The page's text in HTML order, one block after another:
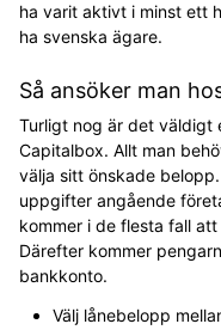
ha varit aktivt i minst ett
ha svenska ägare.
Så ansöker man
Turligt nog är det väldigt
Capitalbox. Allt man
välja sitt önskade
uppgifter angående
kommer i de flesta fall
Därefter kommer
bankkonto.
Välj lånebelopp